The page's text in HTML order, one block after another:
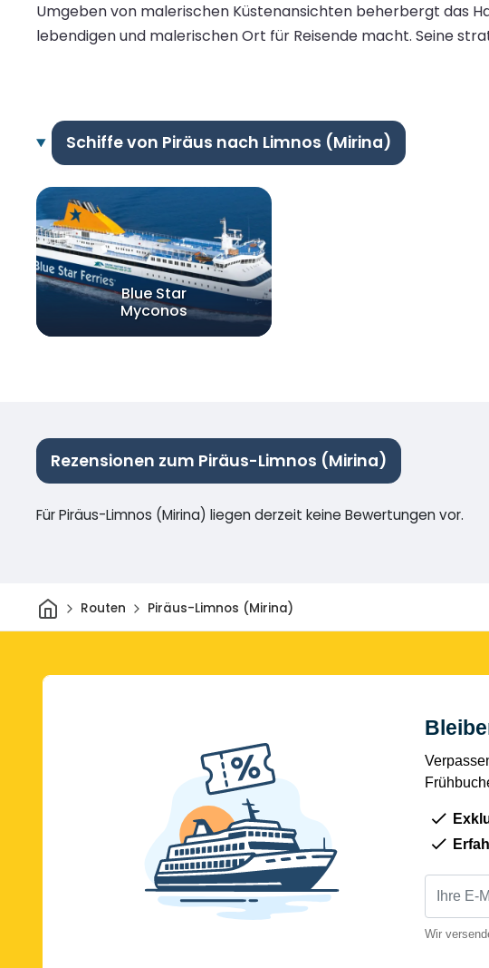
Umgeben von malerischen Küstenansichten beherbergt das
lebendigen und malerischen Ort für Reisende macht. Seine
Schiffe von Piräus nach Limnos (Mirina)
Blue Star
Myconos
Rezensionen zum Piräus-Limnos (Mirina)
Für Piräus-Limnos (Mirina) liegen derzeit keine Bewertungen vor.
HeimRouten Piräus-Limnos (Mirina)
Wir